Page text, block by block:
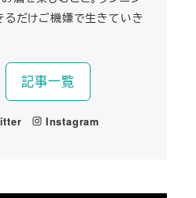
るだけご機嫌で生きていき
記事一覧
Instagram